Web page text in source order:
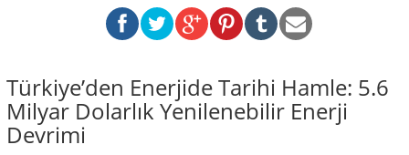
Türkiye’den Enerjide Tarihi Hamle: 5.6
Milyar Dolarlık Yenilenebilir Enerji
Devrimi